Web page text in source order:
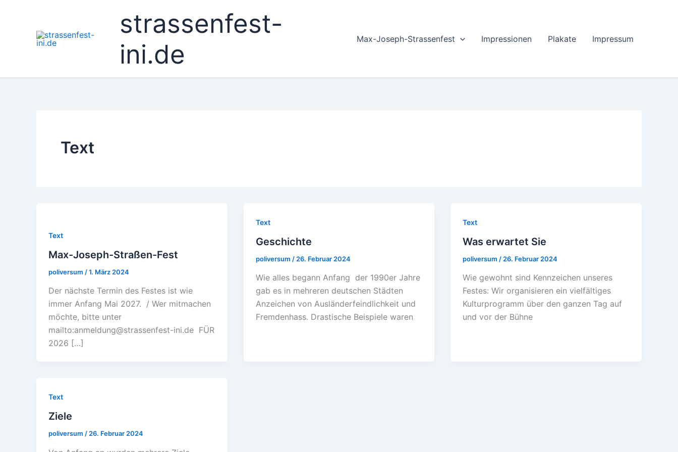
strassenfest-
ini.de
Max-Joseph-Strassenfest Impressionen Plakate Impressum
Text
Text
Max-Joseph-Straßen-Fest
poliversum /1. März 2024
Der nächste Termin des Festes ist wie
immer Anfang Mai 2027. / Wer mitmachen
möchte, bitte unter
mailto:anmeldung@strassenfest-ini.de FÜR
2026 […]
Text
Geschichte
poliversum / 26. Februar 2024
Wie alles begann Anfang der 1990er Jahre
gab es in mehreren deutschen Städten
Anzeichen von Ausländerfeindlichkeit und
Fremdenhass. Drastische Beispiele waren
Text
Was erwartet Sie
poliversum / 26. Februar 2024
Wie gewohnt sind Kennzeichen unseres
Festes: Wir organisieren ein vielfältiges
Kulturprogramm über den ganzen Tag auf
und vor der Bühne
Text
Ziele
poliversum / 26. Februar 2024